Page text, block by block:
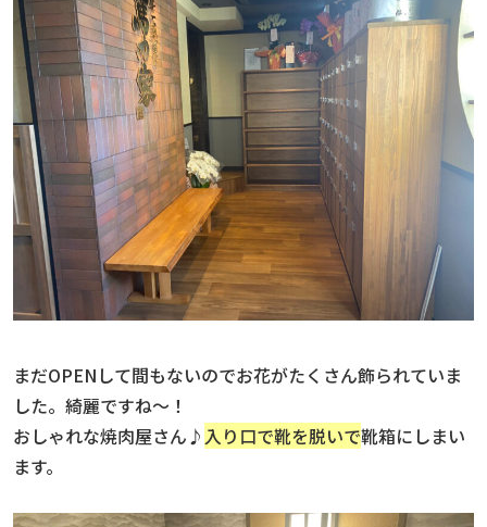
まだOPENして間もないのでお花がたくさん飾られていま
した。綺麗ですね〜！
おしゃれな焼肉屋さん♪ 入り口で靴を脱いで靴箱にしまい
ます。